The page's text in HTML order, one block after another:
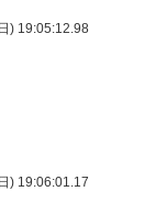
) 19:05:12.98
) 19:06:01.17